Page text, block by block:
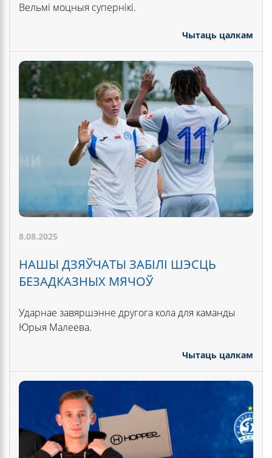
Вельмі моцныя супернікі.
Чытаць цалкам
8.08.2025
НАШЫ ДЗЯЎЧАТЫ ЗАБІЛІ ШЭСЦЬ
БЕЗАДКАЗНЫХ МЯЧОЎ
Ударнае завяршэнне другога кола для каманды
Юрыя Малеева.
Чытаць цалкам